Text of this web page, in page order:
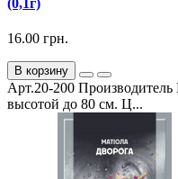
16.00 грн.
В корзину
Арт.20-200 Производитель
высотой до 80 см. Ц...